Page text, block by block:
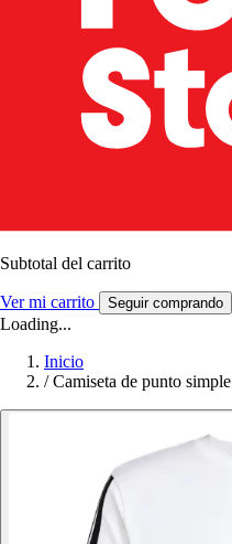
Subtotal del carrito
Ver mi carrito Seguir comprando
Loading...
Inicio
/ Camiseta de punto